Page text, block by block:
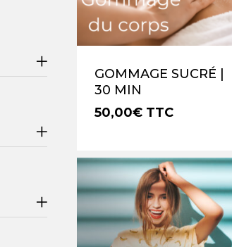
GOMMAGE SUCRÉ |
30 MIN
50,00€ TTC